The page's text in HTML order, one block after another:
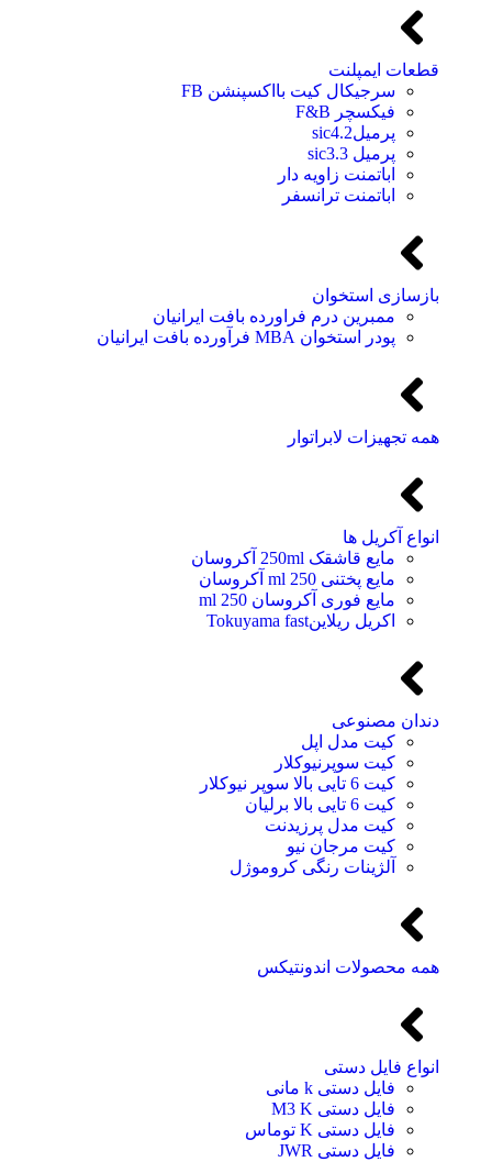
قطعات ایمپلنت
سرجیکال کیت بااکسپنشن FB
فیکسچر F&B
پرمیلsic4.2
پرمیل sic3.3
اباتمنت زاویه دار
اباتمنت ترانسفر
بازسازی استخوان
ممبرین درم فراورده بافت ایرانیان
پودر استخوان MBA فرآورده بافت ایرانیان
همه تجهیزات لابراتوار
انواع آکریل ها
مایع قاشقک 250ml آکروسان
مایع پختنی 250 ml آکروسان
مایع فوری آکروسان 250 ml
اکریل ریلاینTokuyama fast
دندان مصنوعی
کیت مدل اپل
کیت سوپرنیوکلار
کیت 6 تایی بالا سوپر نیوکلار
کیت 6 تایی بالا برلیان
کیت مدل پرزیدنت
کیت مرجان نیو
آلژینات رنگی کروموژل
همه محصولات اندونتیکس
انواع فایل دستی
فایل دستی k مانی
فایل دستی M3 K
فایل دستی K توماس
فایل دستی JWR